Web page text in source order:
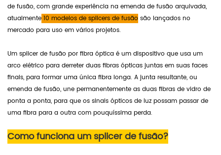
de fusão, com grande experiência na emenda de fusão arquivada,
atualmente 10 modelos de splicers de fusão são lançados no
mercado para uso em vários projetos.
Um splicer de fusão por fibra óptica é um dispositivo que usa um
arco elétrico para derreter duas fibras ópticas juntas em suas faces
finais, para formar uma única fibra longa. A junta resultante, ou
emenda de fusão, une permanentemente as duas fibras de vidro de
ponta a ponta, para que os sinais ópticos de luz possam passar de
uma fibra para a outra com pouquíssima perda.
Como funciona um splicer de fusão?